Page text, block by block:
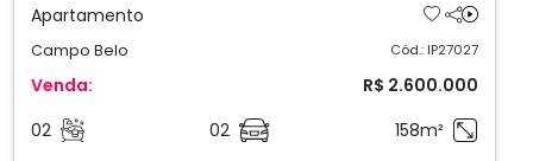
Apartamento
Campo Belo Cód.: IP27027
Venda:
R$ 2.600.000
02
02 158m²